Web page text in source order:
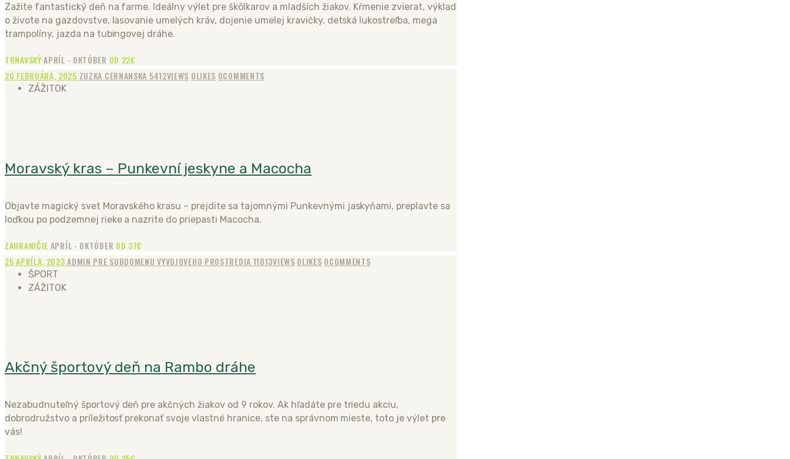
Zažite fantastický deň na farme. Ideálny výlet pre škôlkarov a mladších žiakov. Kŕmenie zvierat, výklad
o živote na gazdovstve, lasovanie umelých kráv, dojenie umelej kravičky, detská lukostreľba, mega
trampolíny, jazda na tubingovej dráhe.
TRNAVSKÝ APRÍL - OKTÓBER OD 22€
20 FEBRUÁRA, 2025 ZUZKA CERNANSKA 5412VIEWS 0LIKES 0COMMENTS
ZÁŽITOK
Moravský kras – Punkevní jeskyne a Macocha
Objavte magický svet Moravského krasu – prejdite sa tajomnými Punkevnými jaskyňami, preplavte sa
loďkou po podzemnej rieke a nazrite do priepasti Macocha.
ZAHRANIČIE APRÍL - OKTÓBER OD 37€
25 APRÍLA, 2023ADMIN PRE SUBDOMENU VYVOJOVEHO PROSTREDIA 11013VIEWS 0LIKES 0COMMENTS
ŠPORT
ZÁŽITOK
Akčný športový deň na Rambo dráhe
Nezabudnuteľný športový deň pre akčných žiakov od 9 rokov. Ak hľadáte pre triedu akciu,
dobrodružstvo a príležitosť prekonať svoje vlastné hranice, ste na správnom mieste, toto je výlet pre
vás!